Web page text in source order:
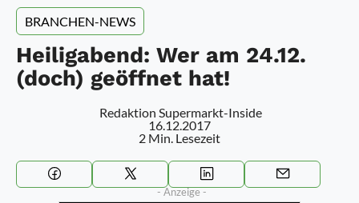
BRANCHEN-NEWS
Heiligabend: Wer am 24.12.
(doch) geöffnet hat!
Redaktion Supermarkt-Inside
16.12.2017
2 Min. Lesezeit